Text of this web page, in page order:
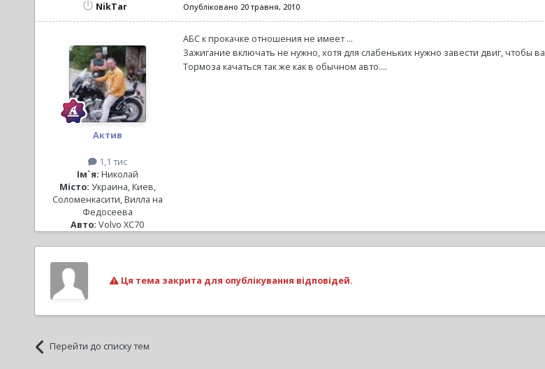
NikTar
Актив
1,1 тис
Ім`я: Николай
Місто: Украина, Киев,
Соломенкасити, Вилла на
Федосеева
Авто: Volvo XC70
Опубліковано 20 травня, 2010
АБС к прокачке отношения не имеет ...
Зажигание включать не нужно, хотя для слабеньких нужно завести двиг, чтобы
Тормоза качаться так же как в обычном авто....
Ця тема закрита для опублікування відповідей.
Перейти до списку тем